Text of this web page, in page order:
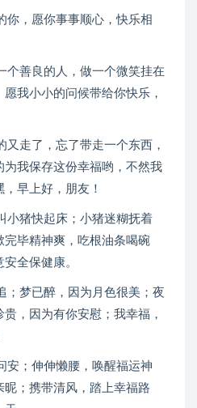
你，愿你事事顺心，快乐相
个善良的人，做一个微笑挂在
我小小的问候带给你快乐，
走了，忘了带走一个东西，
我保存这份幸福哟，不然我
早上好，朋友！
小猪快起床；小猪迷糊抚着
毕精神爽，吃根油条喝碗
全保健康。
；梦已醉，因为月色很美；夜
，因为有你安慰；我幸福，
安；伸伸懒腰，唤醒福运神
昵；携带清风，踏上幸福路